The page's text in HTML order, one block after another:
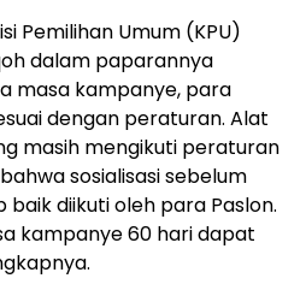
Pemilihan Umum (KPU)
dalam paparannya
masa kampanye, para
dengan peraturan. Alat
masih mengikuti peraturan
sosialisasi sebelum
diikuti oleh para Paslon.
kampanye 60 hari dapat